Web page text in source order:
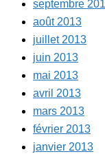
septembre
août 2013
juillet 2013
juin 2013
mai 2013
avril 2013
mars 2013
février 2013
janvier 2013